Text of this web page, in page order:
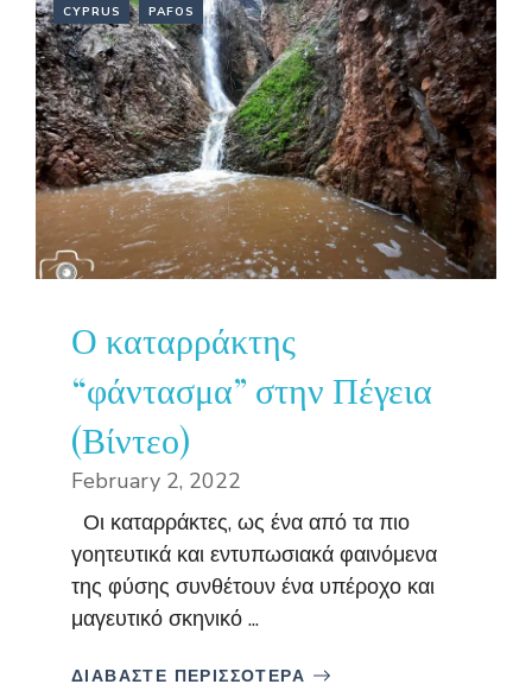
CYPRUS PAFOS
Ο καταρράκτης
“φάντασμα” στην Πέγεια
(Βίντεο)
February 2, 2022
Οι καταρράκτες, ως ένα από τα πιο
γοητευτικά και εντυπωσιακά φαινόμενα
της φύσης συνθέτουν ένα υπέροχο και
μαγευτικό σκηνικό ...
ΔΙΑΒΑΣΤΕ ΠΕΡΙΣΣΟΤΕΡΑ